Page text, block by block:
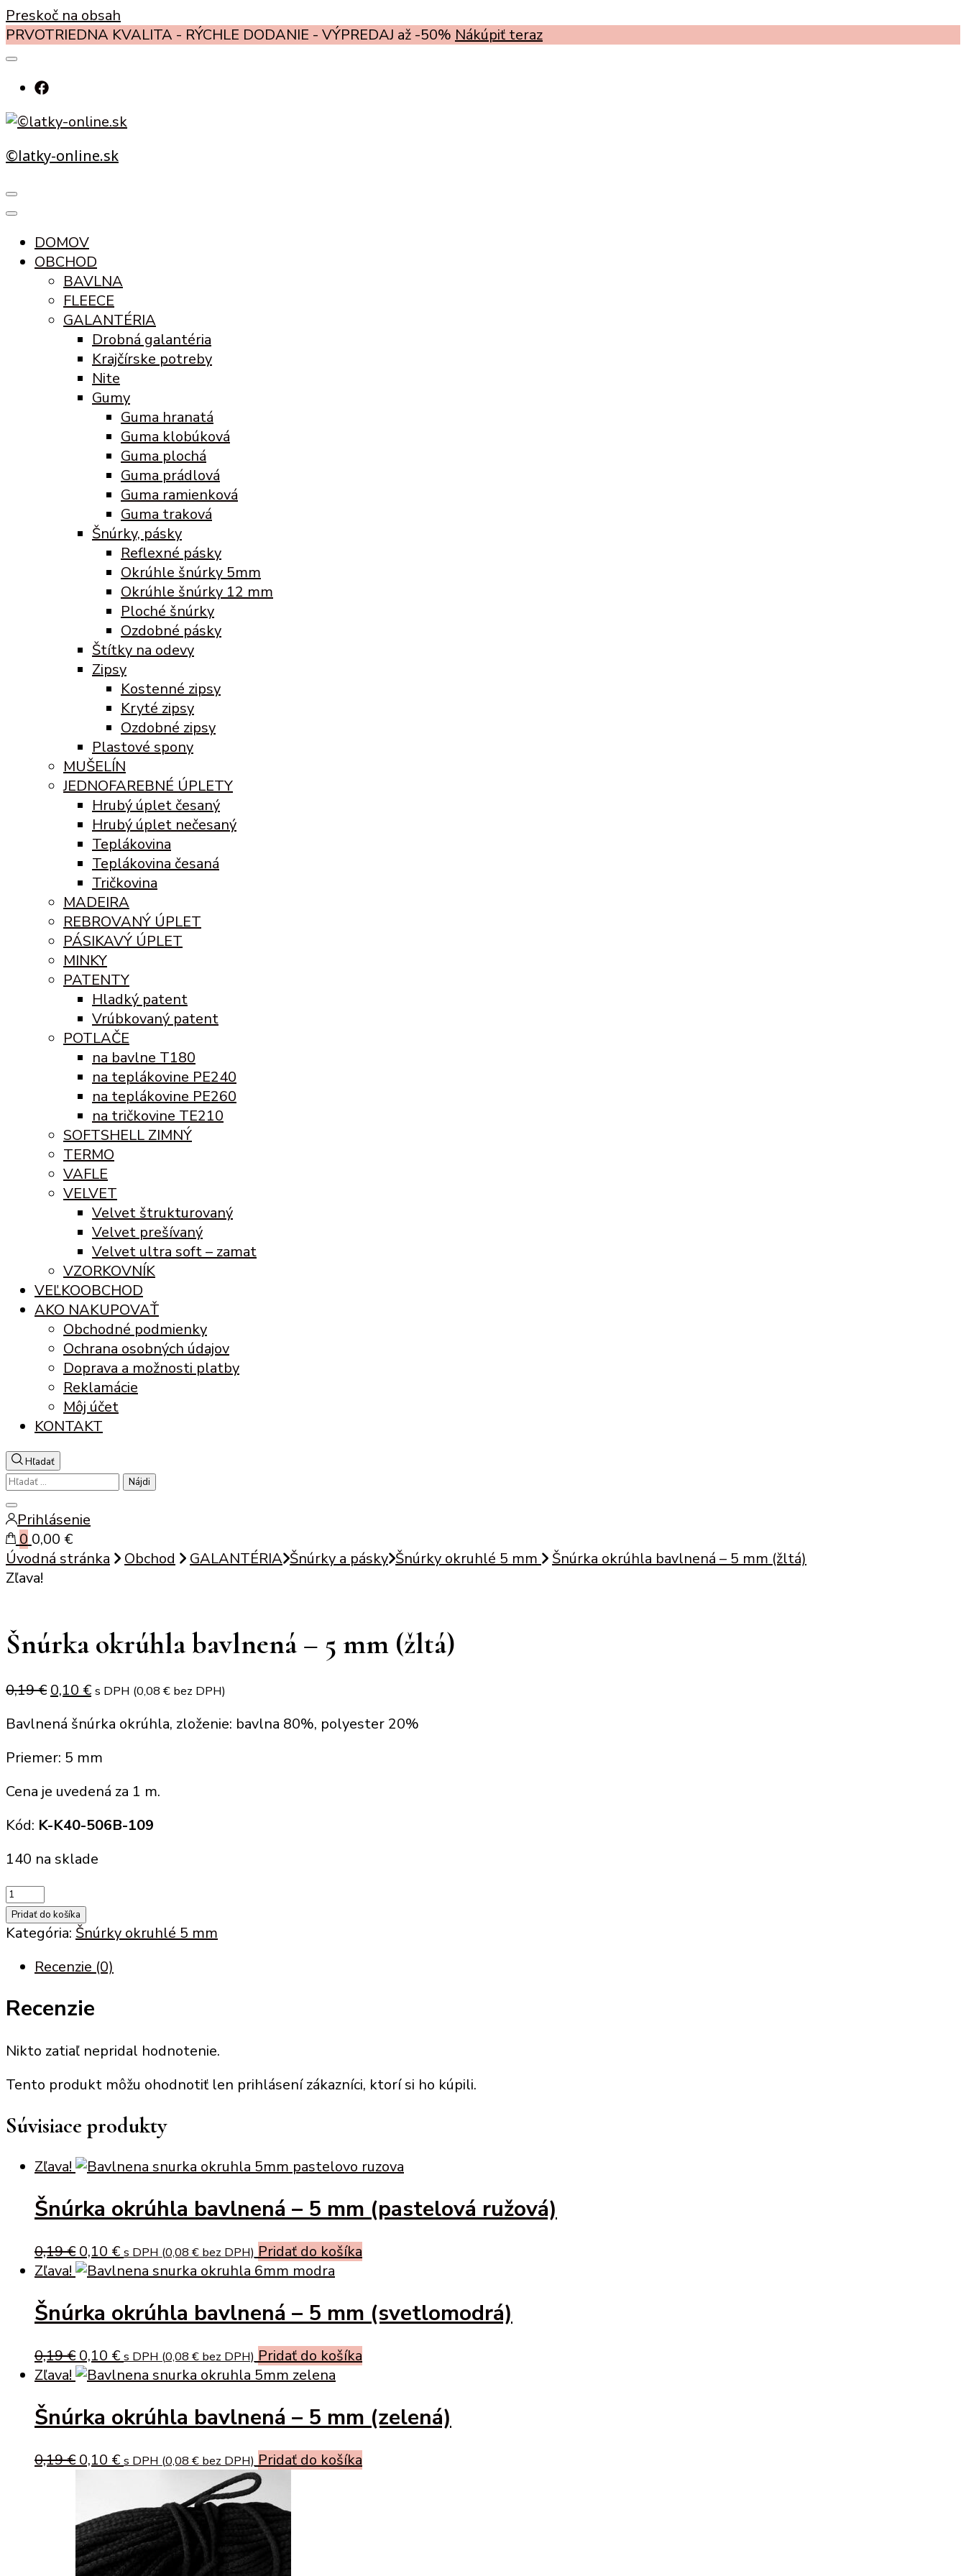
Preskoč na obsah
PRVOTRIEDNA KVALITA - RÝCHLE DODANIE - VÝPREDAJ až -50% Nákúpiť teraz
©latky-online.sk
DOMOV
OBCHOD
BAVLNA
FLEECE
GALANTÉRIA
Drobná galantéria
Krajčírske potreby
Nite
Gumy
Guma hranatá
Guma klobúková
Guma plochá
Guma prádlová
Guma ramienková
Guma traková
Šnúrky, pásky
Reflexné pásky
Okrúhle šnúrky 5mm
Okrúhle šnúrky 12 mm
Ploché šnúrky
Ozdobné pásky
Štítky na odevy
Zipsy
Kostenné zipsy
Kryté zipsy
Ozdobné zipsy
Plastové spony
MUŠELÍN
JEDNOFAREBNÉ ÚPLETY
Hrubý úplet česaný
Hrubý úplet nečesaný
Teplákovina
Teplákovina česaná
Tričkovina
MADEIRA
REBROVANÝ ÚPLET
PÁSIKAVÝ ÚPLET
MINKY
PATENTY
Hladký patent
Vrúbkovaný patent
POTLAČE
na bavlne T180
na teplákovine PE240
na teplákovine PE260
na tričkovine TE210
SOFTSHELL ZIMNÝ
TERMO
VAFLE
VELVET
Velvet štrukturovaný
Velvet prešívaný
Velvet ultra soft – zamat
VZORKOVNÍK
VEĽKOOBCHOD
AKO NAKUPOVAŤ
Obchodné podmienky
Ochrana osobných údajov
Doprava a možnosti platby
Reklamácie
Môj účet
KONTAKT
Hľadať
Hľadať:
Zatvoriť
vyhľadávanie
Prihlásenie
0 0,00 €
Úvodná stránka
Obchod GALANTÉRIA Šnúrky a pásky Šnúrky okruhlé 5 mm
Šnúrka okrúhla bavlnená – 5 mm (žltá)
Zľava!
Šnúrka okrúhla bavlnená – 5 mm (žltá)
0,19€ Original
was:
0,19 €.
0,10 €Current
is:
s DPH (0,08 € bez DPH)
Bavlnená šnúrka okrúhla, zloženie: bavlna 80%, polyester 20%
Priemer: 5 mm
Cena je uvedená za 1 m.
Kód: K-K40-506B-109
140 na sklade
množstvo
Šnúrka
okrúhla
mm
Pridať do košíka
Kategória: Šnúrky okruhlé 5 mm
Recenzie (0)
Recenzie
Nikto zatiaľ nepridal hodnotenie.
Tento produkt môžu ohodnotiť len prihlásení zákazníci, ktorí si ho kúpili.
Súvisiace produkty
Zľava!
Šnúrka okrúhla bavlnená – 5 mm (pastelová ružová)
0,19€ Original
price
0,19 €.
0,10 €Current
price
0,10 €.
s DPH (0,08 € bez DPH) Pridať do košíka
Zľava!
Šnúrka okrúhla bavlnená – 5 mm (svetlomodrá)
0,19€ Original
price
0,19 €.
0,10 €Current
price
0,10 €.
s DPH (0,08 € bez DPH) Pridať do košíka
Zľava!
Šnúrka okrúhla bavlnená – 5 mm (zelená)
0,19€ Original
0,19 €.
0,10 €Current
0,10 €.
s DPH (0,08 € bez DPH) Pridať do košíka